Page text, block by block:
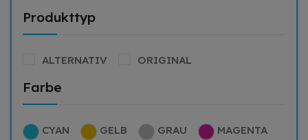
Produkttyp
ALTERNATIV ORIGINAL
Farbe
CYAN GELB GRAU
MAGENTA